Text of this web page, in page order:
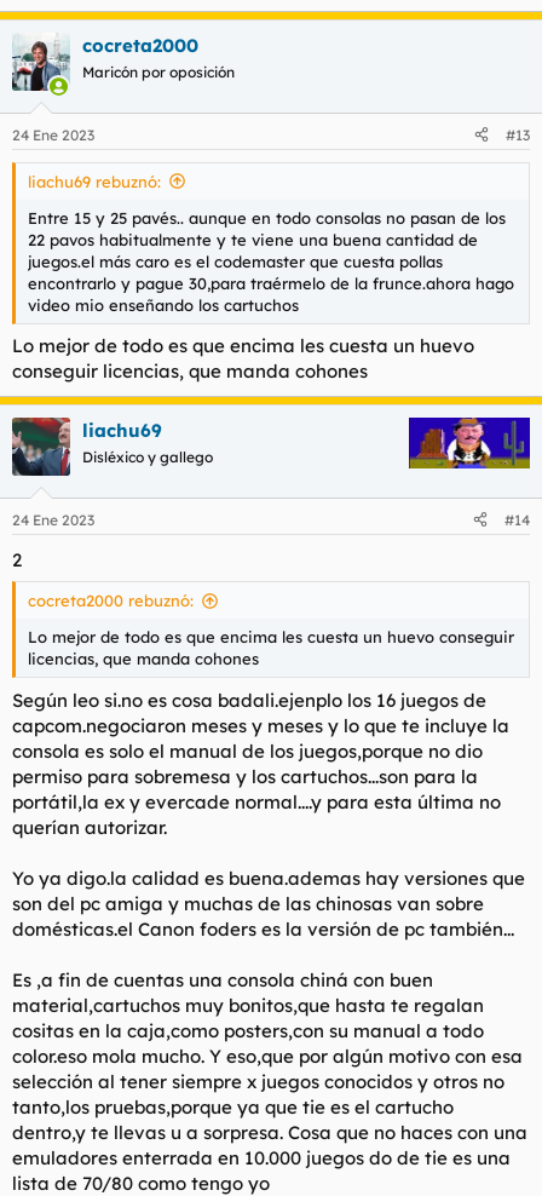
cocreta2000
Maricón por oposición
24 Ene 2023 #13
liachu69 rebuznó:
Entre 15 y 25 pavés.. aunque en todo consolas no pasan de los
22 pavos habitualmente y te viene una buena cantidad de
juegos.el más caro es el codemaster que cuesta pollas
encontrarlo y pague 30,para traérmelo de la frunce.ahora hago
video mio enseñando los cartuchos
Lo mejor de todo es que encima les cuesta un huevo
conseguir licencias, que manda cohones
liachu69
Disléxico y gallego
24 Ene 2023 #14
2
cocreta2000 rebuznó:
Lo mejor de todo es que encima les cuesta un huevo conseguir
licencias, que manda cohones
Según leo si.no es cosa badali.ejenplo los 16 juegos de
capcom.negociaron meses y meses y lo que te incluye la
consola es solo el manual de los juegos,porque no dio
permiso para sobremesa y los cartuchos...son para la
portátil,la ex y evercade normal....y para esta última no
querían autorizar.
Yo ya digo.la calidad es buena.ademas hay versiones que
son del pc amiga y muchas de las chinosas van sobre
domésticas.el Canon foders es la versión de pc también...
Es ,a fin de cuentas una consola chiná con buen
material,cartuchos muy bonitos,que hasta te regalan
cositas en la caja,como posters,con su manual a todo
color.eso mola mucho. Y eso,que por algún motivo con esa
selección al tener siempre x juegos conocidos y otros no
tanto,los pruebas,porque ya que tie es el cartucho
dentro,y te llevas u a sorpresa. Cosa que no haces con una
emuladores enterrada en 10.000 juegos do de tie es una
lista de 70/80 como tengo yo